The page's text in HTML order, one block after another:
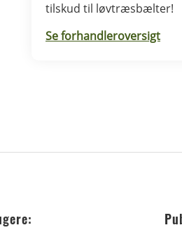
tilskud til løvtræsbælter!
Se forhandleroversigt